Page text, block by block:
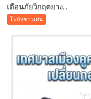
เตือนภัยวิกฤตยาง...
โฟกัสข่าวเด่น